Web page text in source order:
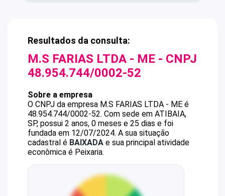
Resultados da consulta:
M.S FARIAS LTDA - ME - CNPJ
48.954.744/0002-52
Sobre a empresa
O CNPJ da empresa M.S FARIAS LTDA - ME é
48.954.744/0002-52. Com sede em ATIBAIA,
SP, possui 2 anos, 0 meses e 25 dias e foi
fundada em 12/07/2024. A sua situação
cadastral é BAIXADA e sua principal atividade
econômica é Peixaria.